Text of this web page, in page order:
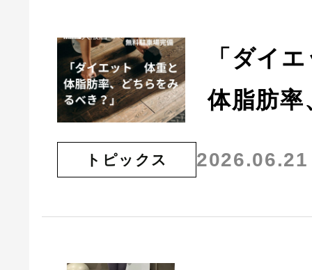
「ダイ
体脂肪
トピックス 2026.06.21